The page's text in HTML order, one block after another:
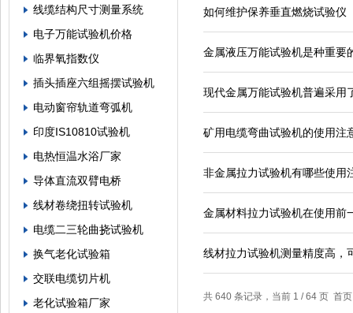
线缆结构尺寸测量系统
电子万能试验机价格
临界氧指数仪
插头插座六组摇摆试验机
电动窗帘轨道弯弧机
印度IS10810试验机
电热恒温水浴厂家
导体直流双臂电桥
线材卷绕扭转试验机
电缆二三轮曲挠试验机
换气老化试验箱
交联电缆切片机
老化试验箱厂家
如何维护保养垂直燃烧试验仪
金属液压万能试验机是种重要
现代金属万能试验机普遍采用
矿用电缆弯曲试验机的使用注
非金属拉力试验机有哪些使用
金属材料拉力试验机在使用前
线材拉力试验机测量精度高，
共 640 条记录，当前 1 / 64 页 首